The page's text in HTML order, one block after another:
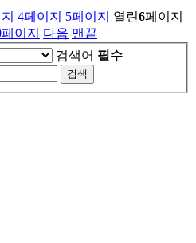
4페이지 5페이지 열린6페이지
페이지 다음 맨끝
검색어 필수